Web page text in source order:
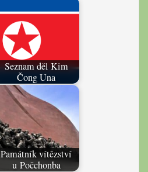
Seznam děl Kim
Čong Una
Památník vítězství
u Počchonba